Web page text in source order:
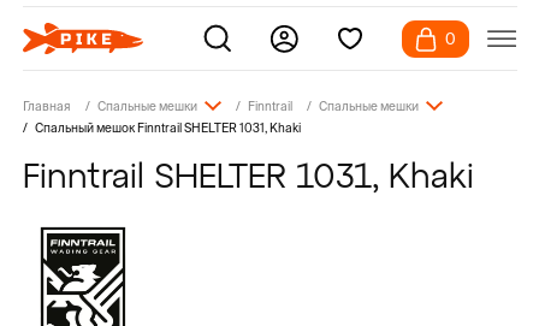
0
Главная Спальные мешки Finntrail
Спальные мешки
Спальный мешок Finntrail SHELTER 1031, Khaki
Finntrail SHELTER 1031, Khaki